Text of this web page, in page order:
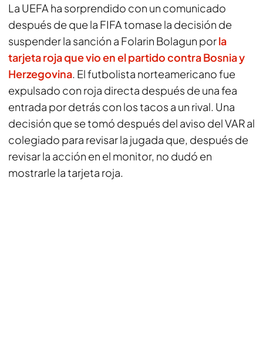
La UEFA ha sorprendido con un comunicado
después de que la FIFA tomase la decisión de
suspender la sanción a Folarin Bolagun porla
tarjeta roja que vio en el partido contra Bosnia y
Herzegovina. El futbolista norteamericano fue
expulsado con roja directa después de una fea
entrada por detrás con los tacos a un rival. Una
decisión que se tomó después del aviso del VAR al
colegiado para revisar la jugada que, después de
revisar la acción en el monitor, no dudó en
mostrarle la tarjeta roja.